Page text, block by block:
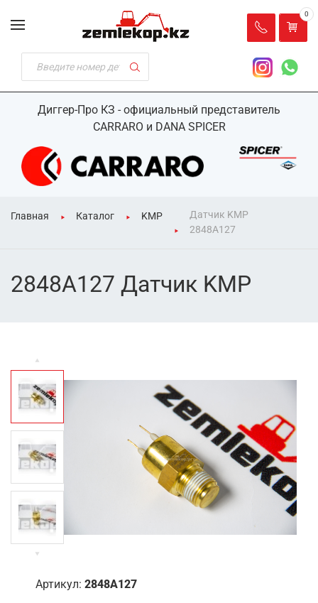
Диггер-Про КЗ - официальный представитель
CARRARO и DANA SPICER
0
Главная Каталог KMP
Датчик KMP
2848A127
2848A127 Датчик KMP
Артикул: 2848A127